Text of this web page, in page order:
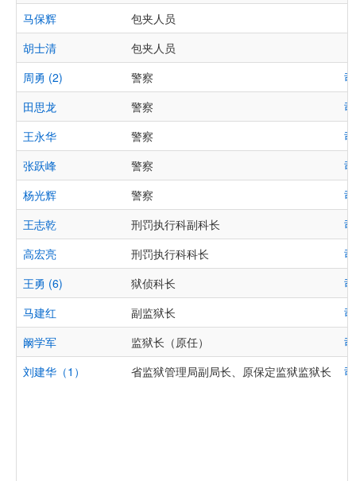
马保辉
包夹人员
胡士清
包夹人员
周勇 (2)
警察
田思龙
警察
王永华
警察
张跃峰
警察
杨光辉
警察
王志乾
刑罚执行科副科长
高宏亮
刑罚执行科科长
王勇 (6)
狱侦科长
马建红
副监狱长
阚学军
监狱长（原任）
刘建华（1）
省监狱管理局副局长、原保定监狱监狱长